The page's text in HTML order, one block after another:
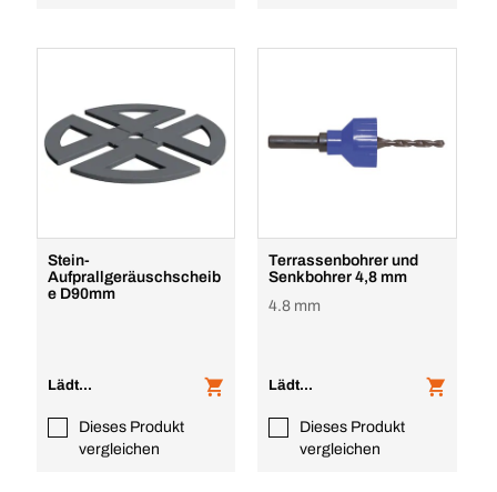
Stein-
Aufprallgeräuschscheib
e D90mm
Lädt...
Dieses Produkt
vergleichen
Terrassenbohrer und
Senkbohrer 4,8 mm
4.8 mm
Lädt...
Dieses Produkt
vergleichen